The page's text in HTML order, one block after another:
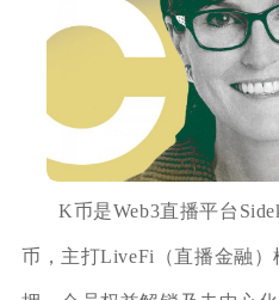
K币是Web3直播平台
币，主打LiveFi（直播金融